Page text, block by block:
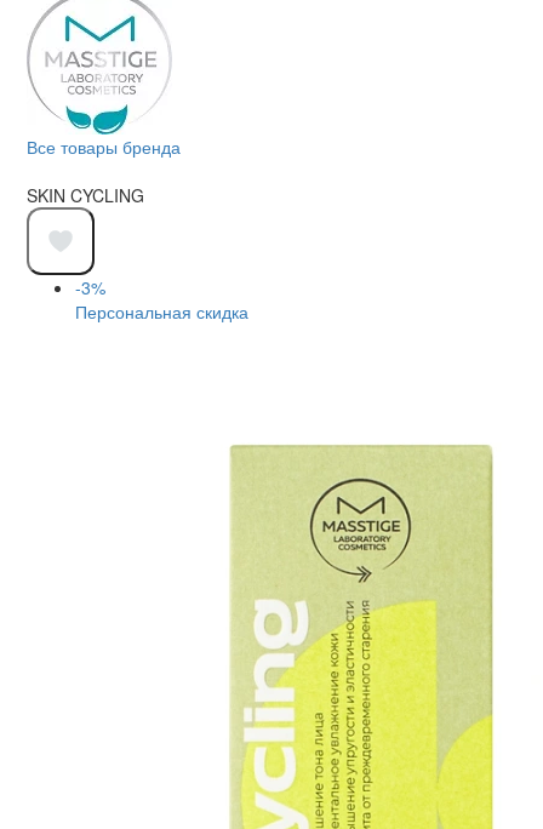
Все товары бренда
SKIN CYCLING
-3%
Персональная скидка